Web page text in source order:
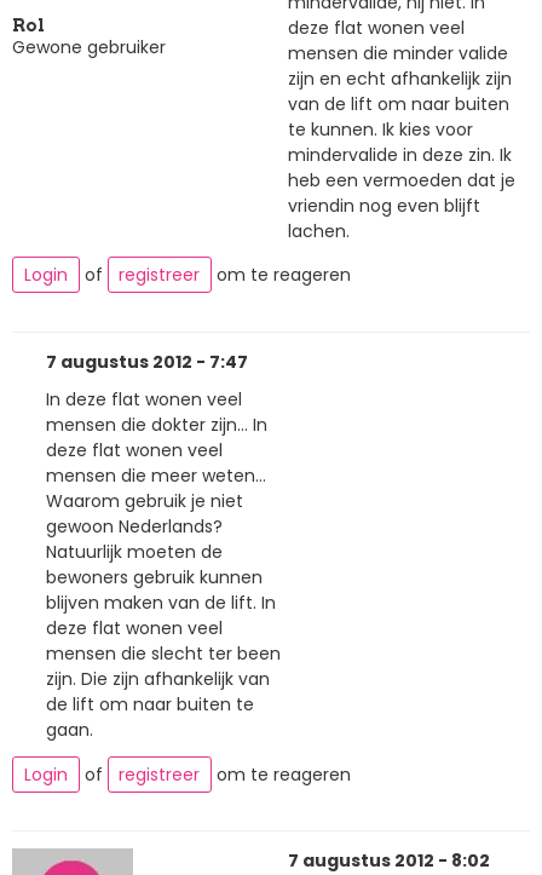
Rol
Gewone gebruiker
deze flat wonen veel
mensen die minder valide
zijn en echt afhankelijk zijn
van de lift om naar buiten
te kunnen. Ik kies voor
mindervalide in deze zin. Ik
heb een vermoeden dat je
vriendin nog even blijft
lachen.
Login
of registreer om te reageren
7 augustus 2012 - 7:47
In deze flat wonen veel
mensen die dokter zijn... In
deze flat wonen veel
mensen die meer weten...
Waarom gebruik je niet
gewoon Nederlands?
Natuurlijk moeten de
bewoners gebruik kunnen
blijven maken van de lift. In
deze flat wonen veel
mensen die slecht ter been
zijn. Die zijn afhankelijk van
de lift om naar buiten te
gaan.
Login
of registreer om te reageren
7 augustus 2012 - 8:02